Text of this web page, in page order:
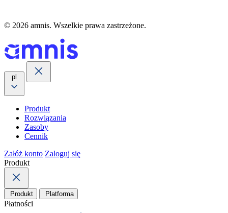
© 2026 amnis. Wszelkie prawa zastrzeżone.
pl
Produkt
Rozwiązania
Zasoby
Cennik
Załóż konto Zaloguj się
Produkt
Produkt Platforma
Płatności